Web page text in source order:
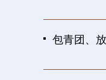
包青团、